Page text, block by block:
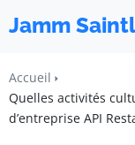
Jamm
Accueil
Quelles activités
d’entreprise API